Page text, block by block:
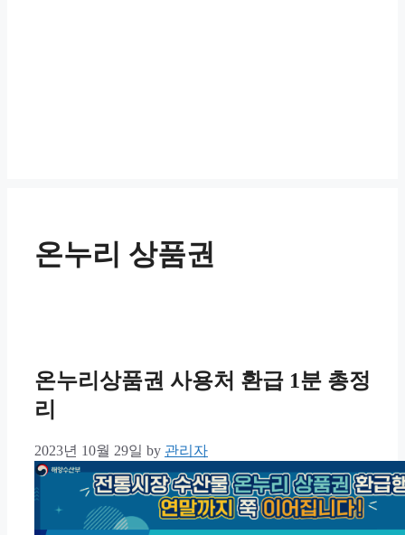
온누리 상품권
온누리상품권 사용처 환급 1분 총정
리
2023년 10월 29일 by 관리자